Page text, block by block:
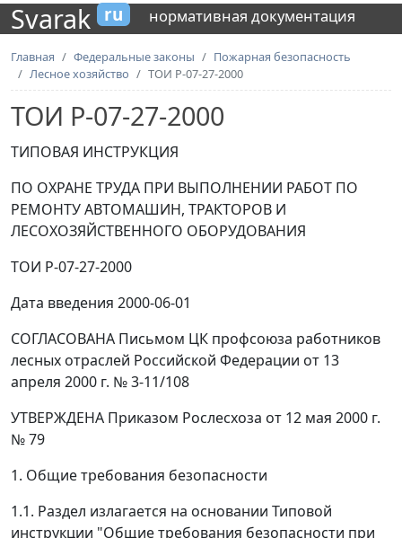
Svarak ru нормативная документация
Главная Федеральные законы
Пожарная безопасность
Лесное хозяйство
ТОИ Р-07-27-2000
ТОИ Р-07-27-2000
ТИПОВАЯ ИНСТРУКЦИЯ
ПО ОХРАНЕ ТРУДА ПРИ ВЫПОЛНЕНИИ РАБОТ ПО
РЕМОНТУ АВТОМАШИН, ТРАКТОРОВ И
ЛЕСОХОЗЯЙСТВЕННОГО ОБОРУДОВАНИЯ
ТОИ Р-07-27-2000
Дата введения 2000-06-01
СОГЛАСОВАНА Письмом ЦК профсоюза работников
лесных отраслей Российской Федерации от 13
апреля 2000 г. № 3-11/108
УТВЕРЖДЕНА Приказом Рослесхоза от 12 мая 2000 г.
№ 79
1. Общие требования безопасности
1.1. Раздел излагается на основании Типовой
инструкции "Общие требования безопасности при